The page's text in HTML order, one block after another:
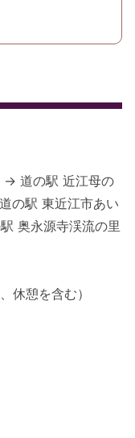
→ 道の駅 近江母の
の駅 東近江市あい
奥永源寺渓流の里
休憩を含む）